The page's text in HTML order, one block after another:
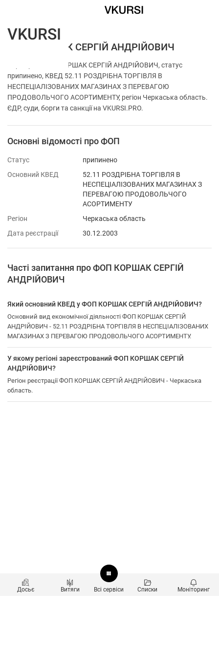
ФОП КОРШАК СЕРГІЙ АНДРІЙОВИЧ
Перевірка ФОП КОРШАК СЕРГІЙ АНДРІЙОВИЧ, статус
припинено, КВЕД 52.11 РОЗДРІБНА ТОРГІВЛЯ В
НЕСПЕЦІАЛІЗОВАНИХ МАГАЗИНАХ З ПЕРЕВАГОЮ
ПРОДОВОЛЬЧОГО АСОРТИМЕНТУ, регіон Черкаська область.
ЄДР, суди, борги та санкції на VKURSI.PRO.
Основні відомості про ФОП
Статус
припинено
Основний КВЕД
52.11 РОЗДРІБНА ТОРГІВЛЯ В
НЕСПЕЦІАЛІЗОВАНИХ МАГАЗИНАХ З
ПЕРЕВАГОЮ ПРОДОВОЛЬЧОГО
АСОРТИМЕНТУ
Регіон
Черкаська область
Дата реєстрації
30.12.2003
Часті запитання про ФОП КОРШАК СЕРГІЙ
АНДРІЙОВИЧ
Який основний КВЕД у ФОП КОРШАК СЕРГІЙ АНДРІЙОВИЧ?
Основний вид економічної діяльності ФОП КОРШАК СЕРГІЙ
АНДРІЙОВИЧ - 52.11 РОЗДРІБНА ТОРГІВЛЯ В НЕСПЕЦІАЛІЗОВАНИХ
МАГАЗИНАХ З ПЕРЕВАГОЮ ПРОДОВОЛЬЧОГО АСОРТИМЕНТУ.
У якому регіоні зареєстрований ФОП КОРШАК СЕРГІЙ
АНДРІЙОВИЧ?
Регіон реєстрації ФОП КОРШАК СЕРГІЙ АНДРІЙОВИЧ - Черкаська
область.
Досьє Витяги Всі сервіси Списки Моніторинг
VKURSI